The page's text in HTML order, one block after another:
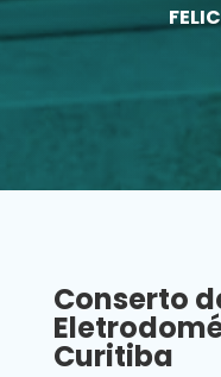
Conserto
Curitiba